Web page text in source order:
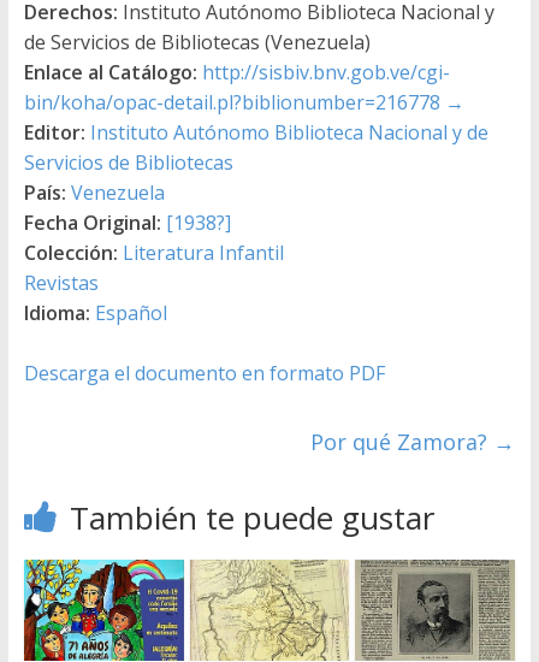
Derechos: Instituto Autónomo Biblioteca Nacional y
de Servicios de Bibliotecas (Venezuela)
Enlace al Catálogo: http://sisbiv.bnv.gob.ve/cgi-
bin/koha/opac-detail.pl?biblionumber=216778 →
Editor: Instituto Autónomo Biblioteca Nacional y de
Servicios de Bibliotecas
País: Venezuela
Fecha Original: [1938?]
Colección: Literatura Infantil
Revistas
Idioma: Español
Descarga el documento en formato PDF
Por qué Zamora? →
También te puede gustar